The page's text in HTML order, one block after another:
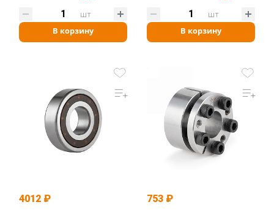
В корзину
шт
В корзину
шт
4012 ₽ 753 ₽